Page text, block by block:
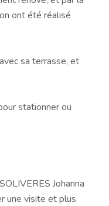
ont été réalisé
sa terrasse, et
stationner ou
Johanna
une visite et plus